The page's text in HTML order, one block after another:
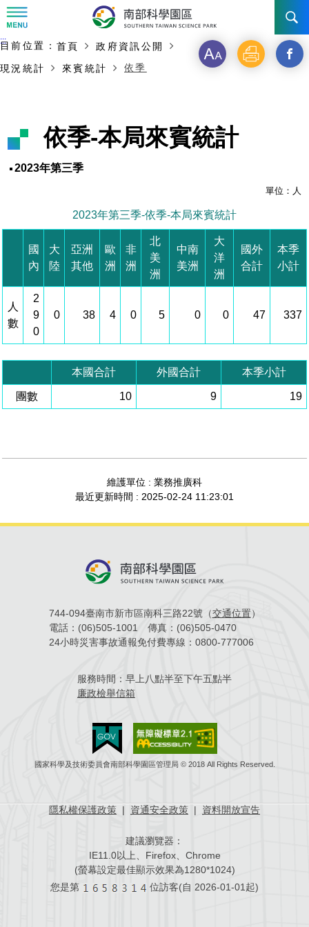
訊息公告
新聞資料專區
招標資訊
園區電子看板專區
發展沿革
組織架構
管理局位置
施政主軸
年度工作展望
廉政園地
廉政反貪、防貪專區
廉政資訊
公職人員及關係人補助交易身分關係公開專區
獲獎記錄
檔案應用專區
檔案應用服務須知
檔案應用及宣導活動
WebMail(新)
認識園區
臺南園區
競爭優勢
土地規劃
園區土地廠房宿舍出租資訊
園區資源再生中心
簡介
競爭優勢
水電供應
園區土地廠房宿舍出租資訊
橋頭園區
簡介
土地規劃
水電供應
園區土地廠房宿舍出租資訊
新設園區
交通資訊
機構及廠商名錄
廠商名錄
文化藝術
園區生活
自行車道網
人文景觀地圖
南科創業工坊
企業社會責任
網站
工商服務
申請流程及表單
入區申辦流程
投資業務
工商業務
勞資管理
場地借用
相關費用
園區事業管理費
土地及廠房租賃
宿舍租金費用
科學園區廠商服務網
園區課程及獎補助計畫
園區培訓課程
科學園區人才培育補助計畫
園區參訪申請
性平專區
主要內容開始
:::
目前位置： 首頁
政府資訊公開
現況統計
來賓統計 依季
字 列 另
窗
分
享
依季-本局來賓統計
2023年第三季
單位：人
2023年第三季-依季-本局來賓統計
國
內
大
陸
亞洲
其他
歐
洲
非
洲
北
美
洲
中南
美洲
大
洋
洲
國外
合計
本季
小計
人
數
2
9
0
0 38 4 0 5 0 0 47 337
本國合計 外國合計 本季小計
團數 10 9 19
維護單位 : 業務推廣科
最近更新時間 : 2025-02-24 11:23:01
744-094臺南市新市區南科三路22號（交通位置）
電話： (06)505-1001 傳真： (06)505-0470
24小時災害事故通報免付費專線： 0800-777006
服務時間： 早上八點半至下午五點半
廉政檢舉信箱
國家科學及技術委員會南部科學園區管理局 © 2018 All Rights Reserved.
隱私權保護政策 | 資通安全政策 | 資料開放宣告
建議瀏覽器：
IE11.0以上、Firefox、Chrome
(螢幕設定最佳顯示效果為1280*1024)
您是第
位訪客(自 2026-01-01起)